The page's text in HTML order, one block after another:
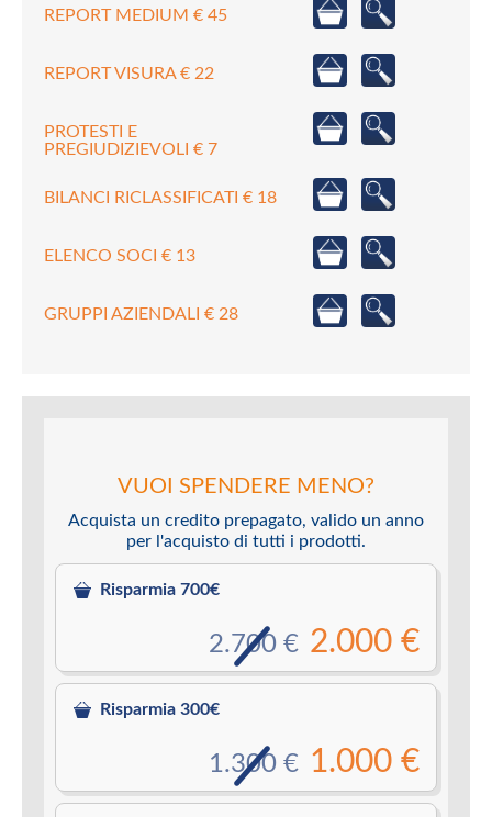
REPORT MEDIUM € 45
REPORT VISURA € 22
PROTESTI E
PREGIUDIZIEVOLI € 7
BILANCI RICLASSIFICATI € 18
ELENCO SOCI € 13
GRUPPI AZIENDALI € 28
VUOI SPENDERE MENO?
Acquista un credito prepagato, valido un anno
per l'acquisto di tutti i prodotti.
Risparmia 700€
2.000 €
2.700 €
Risparmia 300€
1.000 €
1.300 €